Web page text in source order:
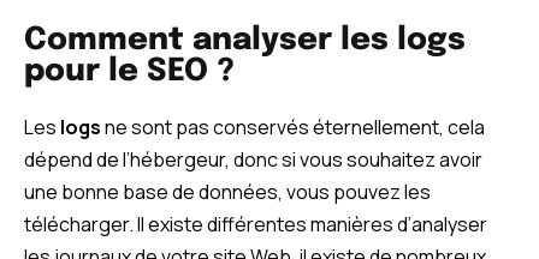
Comment analyser les logs
pour le SEO ?
Les logsne sont pas conservés éternellement, cela
dépend de l’hébergeur, donc si vous souhaitez avoir
une bonne base de données, vous pouvez les
télécharger. Il existe différentes manières d’analyser